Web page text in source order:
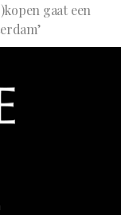
gaat een